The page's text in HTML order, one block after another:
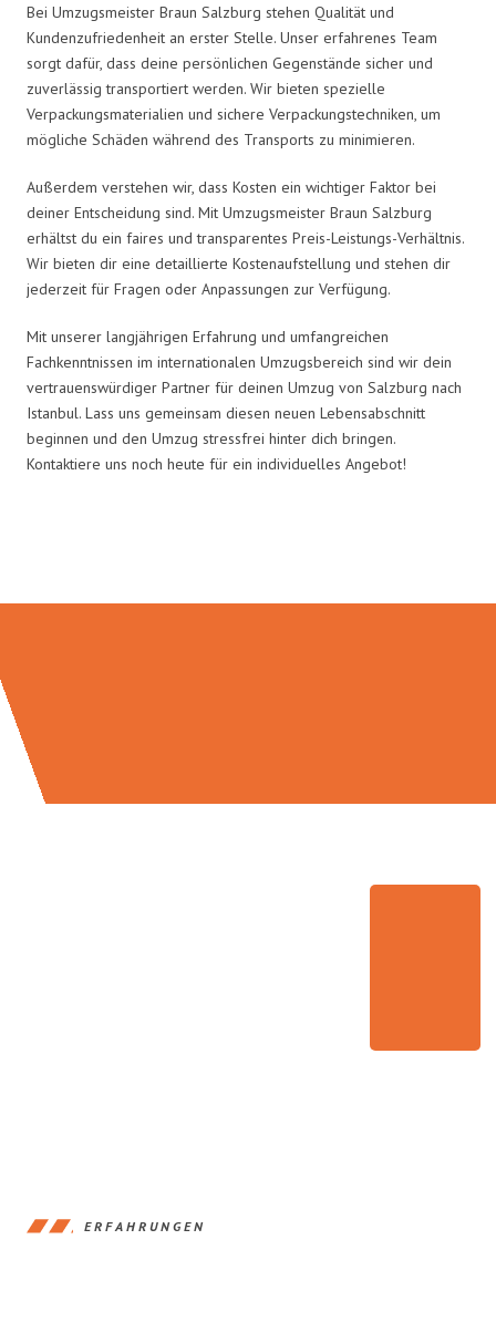
Bei Umzugsmeister Braun Salzburg stehen Qualität und
Kundenzufriedenheit an erster Stelle. Unser erfahrenes Team
sorgt dafür, dass deine persönlichen Gegenstände sicher und
zuverlässig transportiert werden. Wir bieten spezielle
Verpackungsmaterialien und sichere Verpackungstechniken, um
mögliche Schäden während des Transports zu minimieren.
Außerdem verstehen wir, dass Kosten ein wichtiger Faktor bei
deiner Entscheidung sind. Mit Umzugsmeister Braun Salzburg
erhältst du ein faires und transparentes Preis-Leistungs-Verhältnis.
Wir bieten dir eine detaillierte Kostenaufstellung und stehen dir
jederzeit für Fragen oder Anpassungen zur Verfügung.
Mit unserer langjährigen Erfahrung und umfangreichen
Fachkenntnissen im internationalen Umzugsbereich sind wir dein
vertrauenswürdiger Partner für deinen Umzug von Salzburg nach
Istanbul. Lass uns gemeinsam diesen neuen Lebensabschnitt
beginnen und den Umzug stressfrei hinter dich bringen.
Kontaktiere uns noch heute für ein individuelles Angebot!
ERFAHRUNGEN